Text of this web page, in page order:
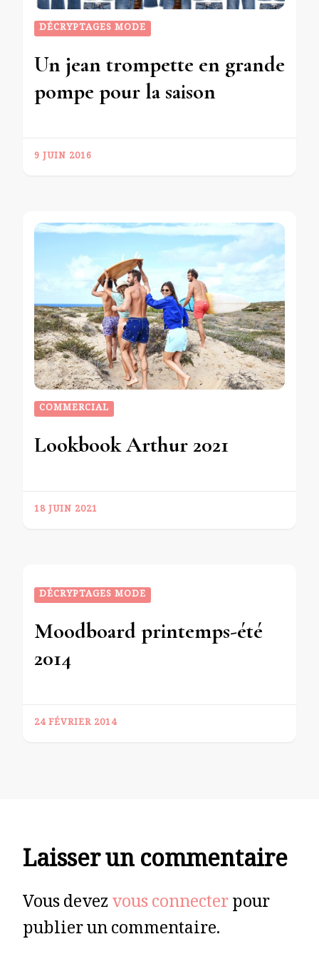
DÉCRYPTAGES MODE
Un jean trompette en grande
pompe pour la saison
9 JUIN 2016
COMMERCIAL
Lookbook Arthur 2021
18 JUIN 2021
DÉCRYPTAGES MODE
Moodboard printemps-été
2014
24 FÉVRIER 2014
Laisser un commentaire
Vous devezvous connecterpour
publier un commentaire.